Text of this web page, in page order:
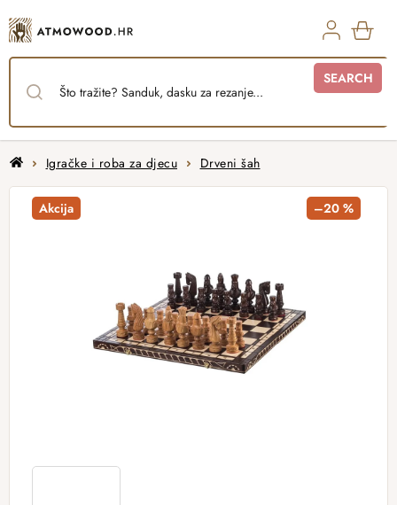
to
content
SEARCH
HomeIgračke i roba za djecu Drveni šah
Akcija –20 %